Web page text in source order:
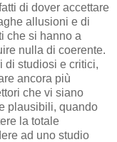
di dover accettare
allusioni e di
che si hanno a
nulla di coerente.
di studiosi e critici,
ancora più
che vi siano
plausibili, quando
la totale
ad uno studio